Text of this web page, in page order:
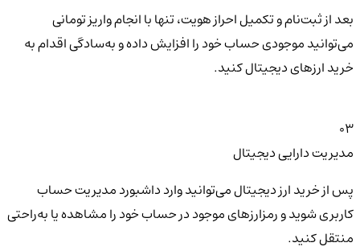
بعد از ثبت‌نام و تکمیل احراز هویت، تنها با انجام واریز تومانی
می‌توانید موجودی حساب خود را افزایش داده و به‌سادگی اقدام به
خرید ارزهای دیجیتال کنید.
03
مدیریت دارایی دیجیتال
پس از خرید ارز دیجیتال می‌توانید وارد داشبورد مدیریت حساب
کاربری شوید و رمزارزهای موجود در حساب خود را مشاهده یا به‌راحتی
منتقل کنید.